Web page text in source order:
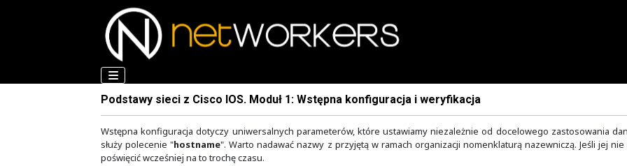
Podstawy sieci z Cisco IOS. Moduł 1: Wstępna konfiguracja i weryfikacja